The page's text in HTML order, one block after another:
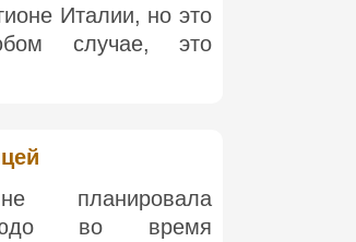
Италии, но это
случае, это
во время